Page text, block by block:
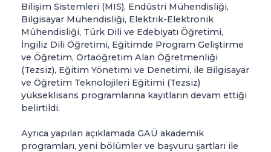
Bilişim Sistemleri (MIS), Endüstri Mühendisliği,
Bilgisayar Mühendisliği, Elektrik-Elektronik
Mühendisliği, Türk Dili ve Edebiyatı Öğretimi,
İngiliz Dili Öğretimi, Eğitimde Program Geliştirme
ve Öğretim, Ortaöğretim Alan Öğretmenliği
(Tezsiz), Eğitim Yönetimi ve Denetimi, ile Bilgisayar
ve Öğretim Teknolojileri Eğitimi (Tezsiz)
yükseklisans programlarına kayıtların devam ettiği
belirtildi.
Ayrıca yapılan açıklamada GAÜ akademik
programları, yeni bölümler ve başvuru şartları ile